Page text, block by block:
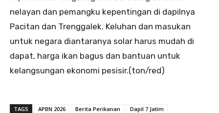
nelayan dan pemangku kepentingan di dapilnya
Pacitan dan Trenggalek. Keluhan dan masukan
untuk negara diantaranya solar harus mudah di
dapat, harga ikan bagus dan bantuan untuk
kelangsungan ekonomi pesisir.(ton/red)
TAGS APBN 2026 Berita Perikanan
Dapil 7 Jatim